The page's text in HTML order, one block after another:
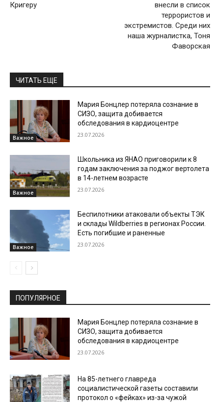
Кригеру
внесли в список
террористов и
экстремистов. Среди них
наша журналистка, Тоня
Фаворская
ЧИТАТЬ ЕЩЕ
Важное
Мария Бонцлер потеряла сознание в
СИЗО, защита добивается
обследования в кардиоцентре
23.07.2026
Важное
Школьника из ЯНАО приговорили к 8
годам заключения за поджог вертолета
в 14-летнем возрасте
23.07.2026
Важное
Беспилотники атаковали объекты ТЭК
и склады Wildberries в регионах России.
Есть погибшие и раненные
23.07.2026
ПОПУЛЯРНОЕ
Мария Бонцлер потеряла сознание в
СИЗО, защита добивается
обследования в кардиоцентре
23.07.2026
На 85-летнего главреда
социалистической газеты составили
протокол о «фейках» из-за чужой